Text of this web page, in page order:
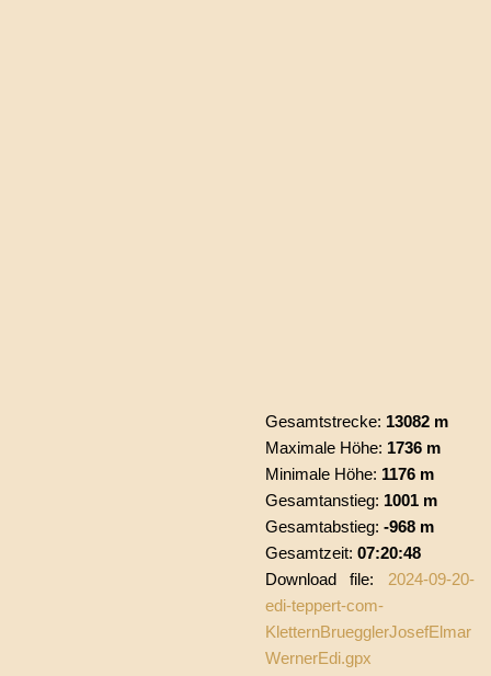
Gesamtstrecke: 13082 m
Maximale Höhe: 1736 m
Minimale Höhe: 1176 m
Gesamtanstieg: 1001 m
Gesamtabstieg: -968 m
Gesamtzeit: 07:20:48
Download file: 2024-09-20-
edi-teppert-com-
KletternBruegglerJosefElmar
WernerEdi.gpx